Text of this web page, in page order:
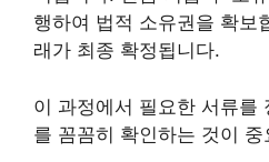
행하여 법적 소유권을 확보
래가 최종 확정됩니다.
이 과정에서 필요한 서류를
를 꼼꼼히 확인하는 것이 중